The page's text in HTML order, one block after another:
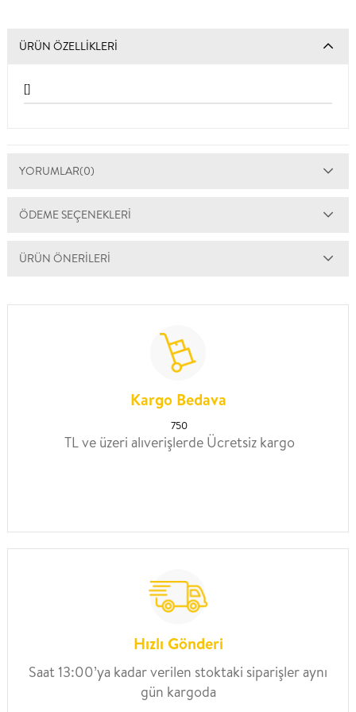
ÜRÜN ÖZELLIKLERI
[]
YORUMLAR(0)
ÖDEME SEÇENEKLERI
ÜRÜN ÖNERILERI
Kargo Bedava
750
TL ve üzeri alıverişlerde Ücretsiz kargo
Hızlı Gönderi
Saat 13:00’ya kadar verilen stoktaki siparişler aynı
gün kargoda